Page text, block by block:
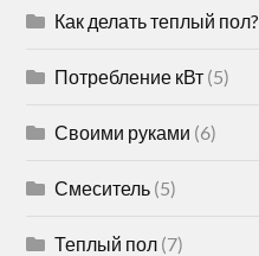
Как делать теплый пол?
Потребление кВт (5)
Своими руками (6)
Смеситель (5)
Теплый пол (7)